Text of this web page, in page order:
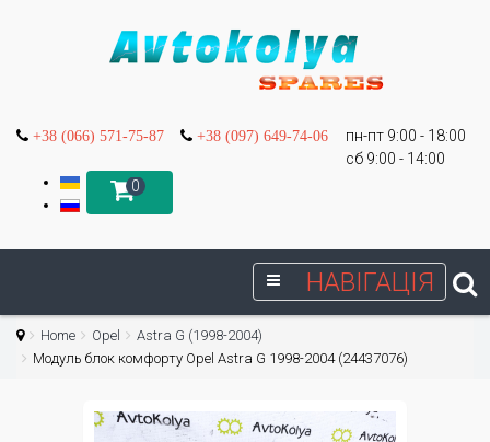
+38 (066) 571-75-87 +38 (097) 649-74-06
пн-пт 9:00 - 18:00
сб 9:00 - 14:00
0
НАВІГАЦІЯ
Home Opel
Astra G (1998-2004)
Модуль блок комфорту Opel Astra G 1998-2004 (24437076)